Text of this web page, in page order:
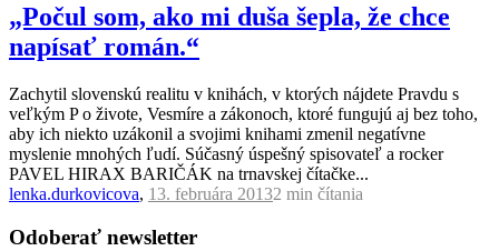
„Počul som, ako mi duša šepla, že chce
napísať román.“
Zachytil slovenskú realitu v knihách, v ktorých nájdete Pravdu s
veľkým P o živote, Vesmíre a zákonoch, ktoré fungujú aj bez toho,
aby ich niekto uzákonil a svojimi knihami zmenil negatívne
myslenie mnohých ľudí. Súčasný úspešný spisovateľ a rocker
PAVEL HIRAX BARIČÁK na trnavskej čítačke...
lenka.durkovicova, 13. februára 20132 min čítania
Odoberať newsletter